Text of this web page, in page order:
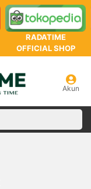
RADATIME
OFFICIAL SHOP
Akun